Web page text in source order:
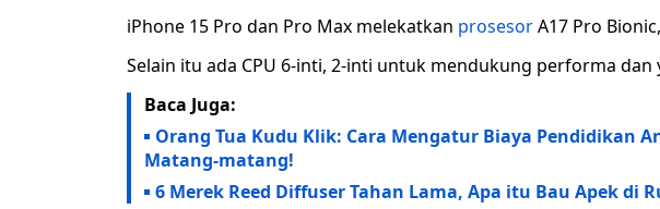
iPhone 15 Pro dan Pro Max melekatkan prosesorA17 Pro
Selain itu ada CPU 6-inti, 2-inti untuk mendukung performa
Baca Juga:
Orang Tua Kudu Klik: Cara Mengatur Biaya Pendidikan
Matang-matang!
6 Merek Reed Diffuser Tahan Lama, Apa itu Bau Apek di